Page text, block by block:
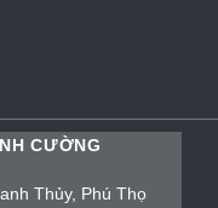
CƯỜNG
Thủy, Phú Thọ